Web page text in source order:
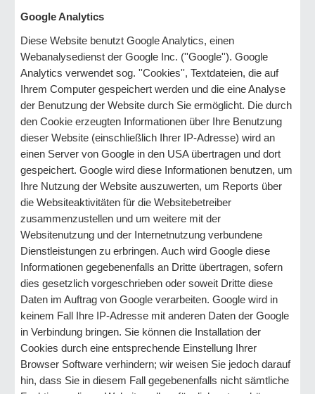
Google Analytics
Diese Website benutzt Google Analytics, einen
Webanalysedienst der Google Inc. (''Google''). Google
Analytics verwendet sog. ''Cookies'', Textdateien, die auf
Ihrem Computer gespeichert werden und die eine Analyse
der Benutzung der Website durch Sie ermöglicht. Die durch
den Cookie erzeugten Informationen über Ihre Benutzung
dieser Website (einschließlich Ihrer IP-Adresse) wird an
einen Server von Google in den USA übertragen und dort
gespeichert. Google wird diese Informationen benutzen, um
Ihre Nutzung der Website auszuwerten, um Reports über
die Websiteaktivitäten für die Websitebetreiber
zusammenzustellen und um weitere mit der
Websitenutzung und der Internetnutzung verbundene
Dienstleistungen zu erbringen. Auch wird Google diese
Informationen gegebenenfalls an Dritte übertragen, sofern
dies gesetzlich vorgeschrieben oder soweit Dritte diese
Daten im Auftrag von Google verarbeiten. Google wird in
keinem Fall Ihre IP-Adresse mit anderen Daten der Google
in Verbindung bringen. Sie können die Installation der
Cookies durch eine entsprechende Einstellung Ihrer
Browser Software verhindern; wir weisen Sie jedoch darauf
hin, dass Sie in diesem Fall gegebenenfalls nicht sämtliche